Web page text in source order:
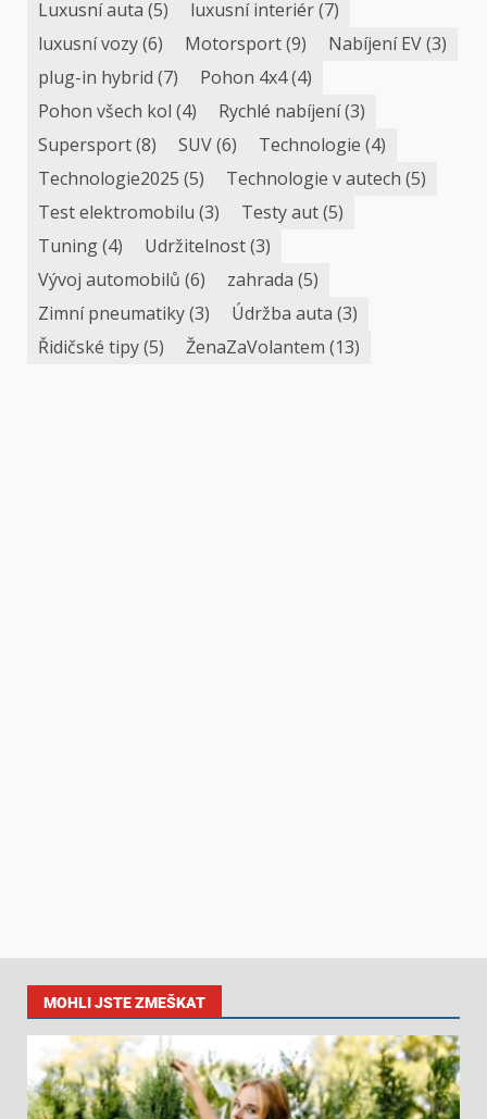
Luxusní auta (5) luxusní interiér(7)
luxusní vozy(6) Motorsport(9) Nabíjení EV(3)
plug-in hybrid (7) Pohon 4x4(4)
Pohon všech kol (4) Rychlé nabíjení(3)
Supersport(8) SUV(6) Technologie (4)
Technologie2025 (5) Technologie v autech (5)
Test elektromobilu (3) Testy aut(5)
Tuning(4) Udržitelnost(3)
Vývoj automobilů (6) zahrada (5)
Zimní pneumatiky(3) Údržba auta (3)
Řidičské tipy(5) ŽenaZaVolantem (13)
MOHLI JSTE ZMEŠKAT